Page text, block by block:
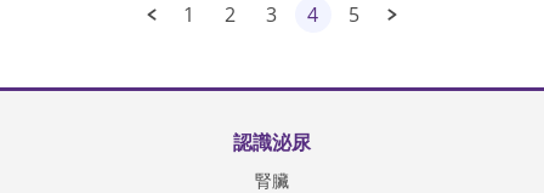
1 2 3 4 5
認識泌尿
腎臟